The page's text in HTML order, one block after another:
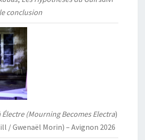
conclusion
Électre (Mourning Becomes Electra)
/ Gwenaël Morin) – Avignon 2026